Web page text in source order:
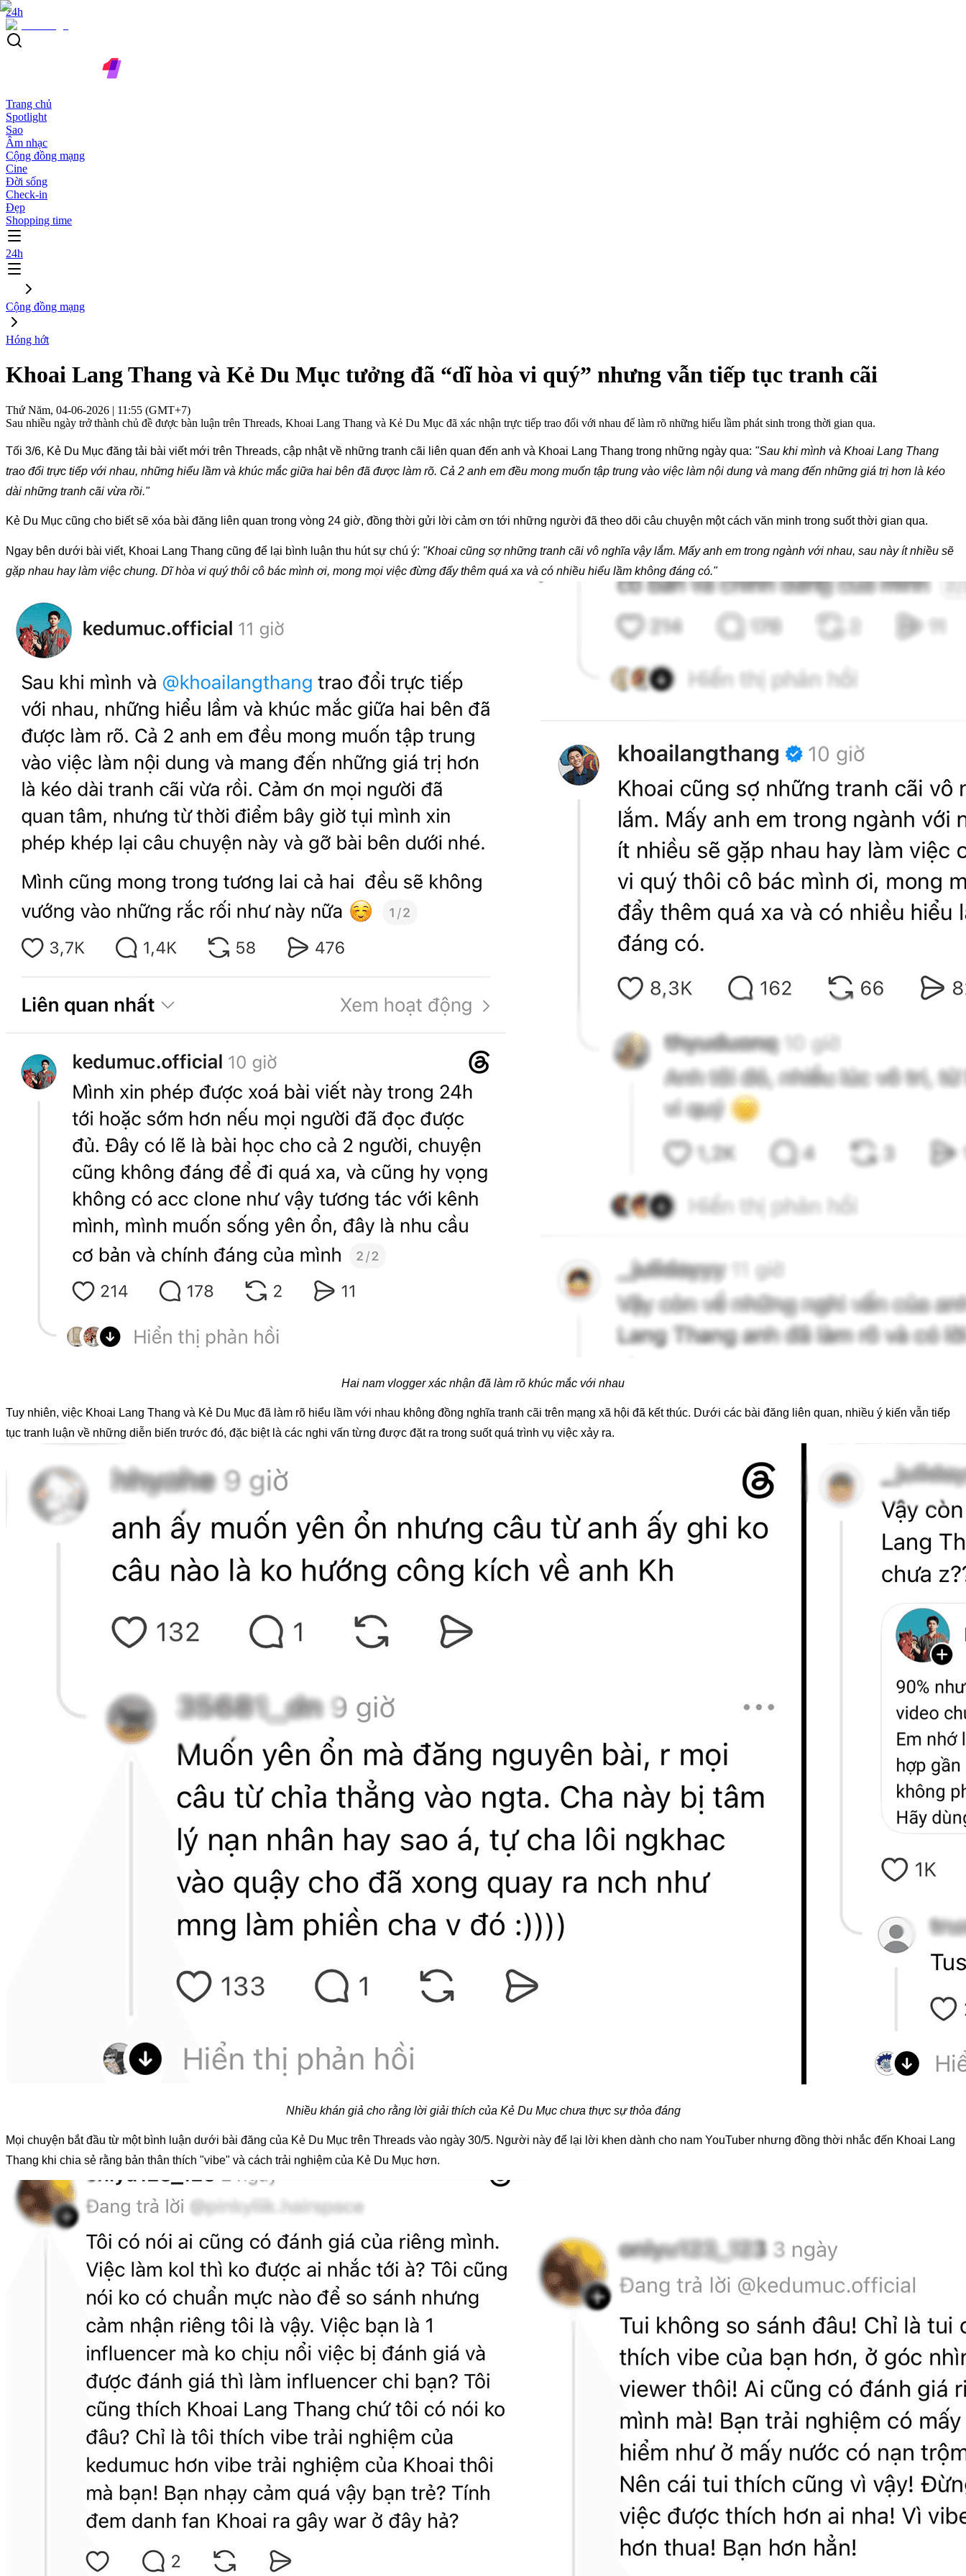
24h
Trang chủ
Spotlight
Sao
Âm nhạc
Cộng đồng mạng
Cine
Đời sống
Check-in
Đẹp
Shopping time
24h
Cộng đồng mạng
Hóng hớt
Khoai Lang Thang và Kẻ Du Mục tưởng đã “dĩ hòa vi quý” nhưng vẫn tiếp tục tranh cãi
Thứ Năm, 04-06-2026 | 11:55 (GMT+7)
Sau nhiều ngày trở thành chủ đề được bàn luận trên Threads, Khoai Lang Thang và Kẻ Du Mục đã xác nhận trực tiếp trao đổi với nhau để làm rõ những hiểu lầm phát sinh trong thời gian qua.
Tối 3/6, Kẻ Du Mục đăng tải bài viết mới trên Threads, cập nhật về những tranh cãi liên quan đến anh và Khoai Lang Thang trong những ngày qua: "Sau khi mình và Khoai Lang Thang
trao đổi trực tiếp với nhau, những hiểu lầm và khúc mắc giữa hai bên đã được làm rõ. Cả 2 anh em đều mong muốn tập trung vào việc làm nội dung và mang đến những giá trị hơn là kéo
dài những tranh cãi vừa rồi."
Kẻ Du Mục cũng cho biết sẽ xóa bài đăng liên quan trong vòng 24 giờ, đồng thời gửi lời cảm ơn tới những người đã theo dõi câu chuyện một cách văn minh trong suốt thời gian qua.
Ngay bên dưới bài viết, Khoai Lang Thang cũng để lại bình luận thu hút sự chú ý: "Khoai cũng sợ những tranh cãi vô nghĩa vậy lắm. Mấy anh em trong ngành với nhau, sau này ít nhiều sẽ
gặp nhau hay làm việc chung. Dĩ hòa vi quý thôi cô bác mình ơi, mong mọi việc đừng đẩy thêm quá xa và có nhiều hiểu lầm không đáng có."
Hai nam vlogger xác nhận đã làm rõ khúc mắc với nhau
Tuy nhiên, việc Khoai Lang Thang và Kẻ Du Mục đã làm rõ hiểu lầm với nhau không đồng nghĩa tranh cãi trên mạng xã hội đã kết thúc. Dưới các bài đăng liên quan, nhiều ý kiến vẫn tiếp
tục tranh luận về những diễn biến trước đó, đặc biệt là các nghi vấn từng được đặt ra trong suốt quá trình vụ việc xảy ra.
Nhiều khán giả cho rằng lời giải thích của Kẻ Du Mục chưa thực sự thỏa đáng
Mọi chuyện bắt đầu từ một bình luận dưới bài đăng của Kẻ Du Mục trên Threads vào ngày 30/5. Người này để lại lời khen dành cho nam YouTuber nhưng đồng thời nhắc đến Khoai Lang
Thang khi chia sẻ rằng bản thân thích "vibe" và cách trải nghiệm của Kẻ Du Mục hơn.